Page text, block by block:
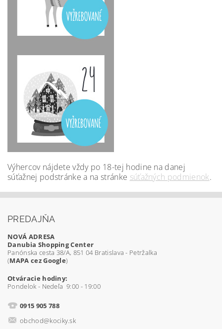
Výhercov nájdete vždy po 18-tej hodine na danej
súťažnej podstránke a na stránke súťažných podmienok.
PREDAJŇA
NOVÁ ADRESA
Danubia Shopping Center
Panónska cesta 38/A, 851 04 Bratislava - Petržalka
(MAPA cez Google)
Otváracie hodiny:
Pondelok - Nedeľa 9:00 - 19:00
0915 905 788
obchod@kociky.sk